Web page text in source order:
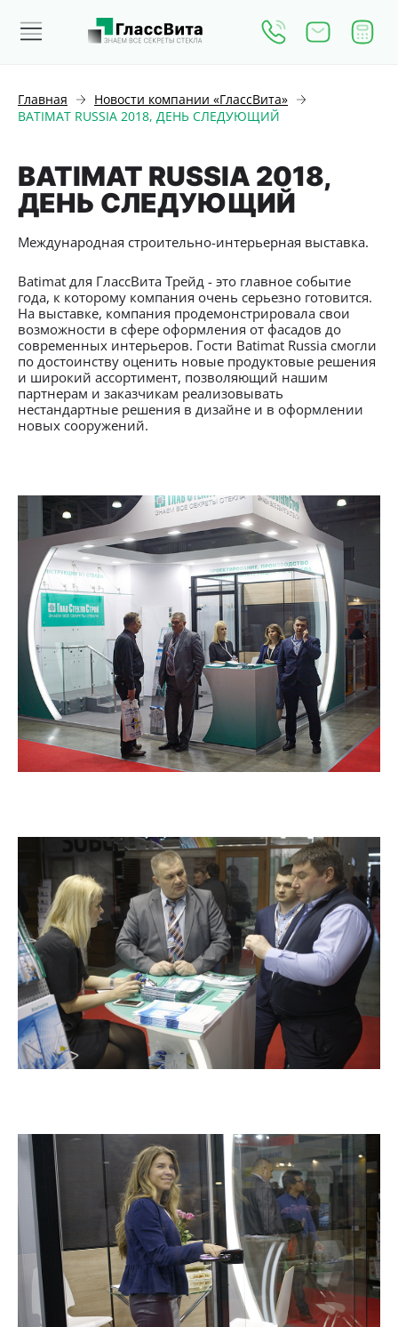
Главная
Новости компании «ГлассВита»
BATIMAT RUSSIA 2018, ДЕНЬ СЛЕДУЮЩИЙ
BATIMAT RUSSIA 2018,
ДЕНЬ СЛЕДУЮЩИЙ
Международная строительно-интерьерная выставка.
Batimat для ГлассВита Трейд - это главное событие
года, к которому компания очень серьезно готовится.
На выставке, компания продемонстрировала свои
возможности в сфере оформления от фасадов до
современных интерьеров. Гости Batimat Russia смогли
по достоинству оценить новые продуктовые решения
и широкий ассортимент, позволяющий нашим
партнерам и заказчикам реализовывать
нестандартные решения в дизайне и в оформлении
новых сооружений.